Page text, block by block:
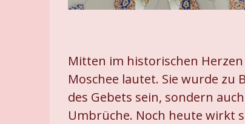
Mitten im historischen
Moschee lautet. Sie wurde
des Gebets sein, sondern
Umbrüche. Noch heute wirkt